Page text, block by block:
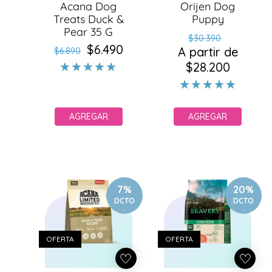
Acana Dog
Treats Duck &
Pear 35 G
Precio
habitual
$6.890
Precio
de
$6.490
AGREGAR
Orijen Dog
Puppy
Precio
habitual
$30.390Precio
de
oferta
A partir de
$28.200
AGREGAR
7%
DCTO
.
OFERTA
20%
DCTO
.
OFERTA